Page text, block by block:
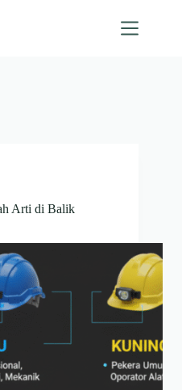
Arti di Balik